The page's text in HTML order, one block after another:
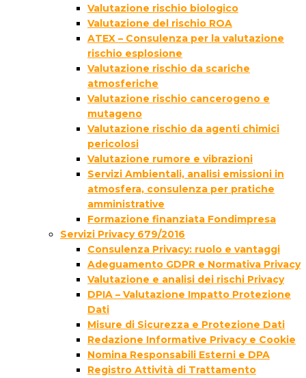
Valutazione rischio biologico
Valutazione del rischio ROA
ATEX – Consulenza per la valutazione
rischio esplosione
Valutazione rischio da scariche
atmosferiche
Valutazione rischio cancerogeno e
mutageno
Valutazione rischio da agenti chimici
pericolosi
Valutazione rumore e vibrazioni
Servizi Ambientali, analisi emissioni in
atmosfera, consulenza per pratiche
amministrative
Formazione finanziata Fondimpresa
Servizi Privacy 679/2016
Consulenza Privacy: ruolo e vantaggi
Adeguamento GDPR e Normativa Privacy
Valutazione e analisi dei rischi Privacy
DPIA – Valutazione Impatto Protezione
Dati
Misure di Sicurezza e Protezione Dati
Redazione Informative Privacy e Cookie
Nomina Responsabili Esterni e DPA
Registro Attività di Trattamento